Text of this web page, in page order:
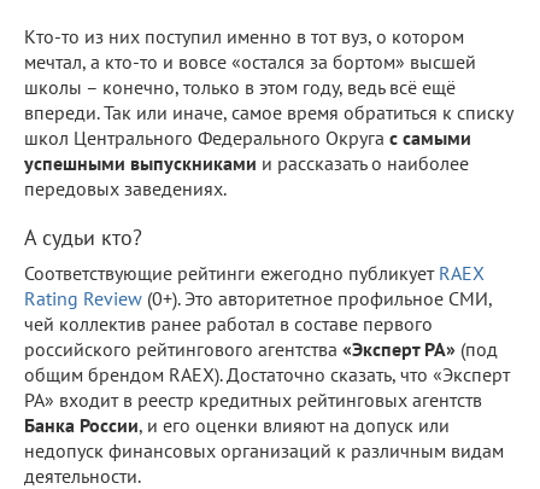
Кто-то из них поступил именно в тот вуз, о котором
мечтал, а кто-то и вовсе «остался за бортом» высшей
школы – конечно, только в этом году, ведь всё ещё
впереди. Так или иначе, самое время обратиться к списку
школ Центрального Федерального Округа с самыми
успешными выпускниками и рассказать о наиболее
передовых заведениях.
А судьи кто?
Соответствующие рейтинги ежегодно публикует RAEX
Rating Review (0+). Это авторитетное профильное СМИ,
чей коллектив ранее работал в составе первого
российского рейтингового агентства «Эксперт РА» (под
общим брендом RAEX). Достаточно сказать, что «Эксперт
РА» входит в реестр кредитных рейтинговых агентств
Банка России, и его оценки влияют на допуск или
недопуск финансовых организаций к различным видам
деятельности.